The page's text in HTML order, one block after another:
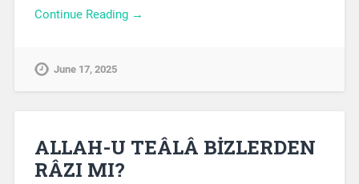
Continue Reading →
June 17, 2025
ALLAH-U TEÂLÂ BİZLERDEN
RÂZI MI?